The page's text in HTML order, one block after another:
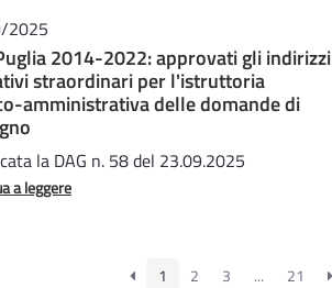
2025
2014-2022: approvati gli indirizzi
straordinari per l'istruttoria
amministrativa delle domande di
la DAG n. 58 del 23.09.2025
a leggere
1 2 3 ... 21